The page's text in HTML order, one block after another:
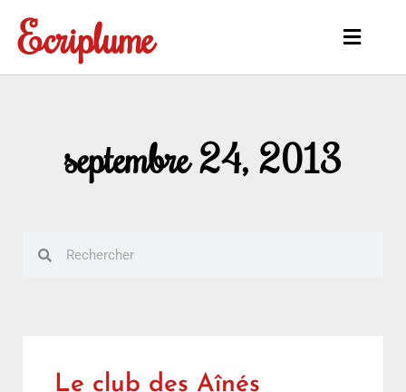
contenu
Ecriplume
Main
septembre 24, 2013
Le club des Aînés